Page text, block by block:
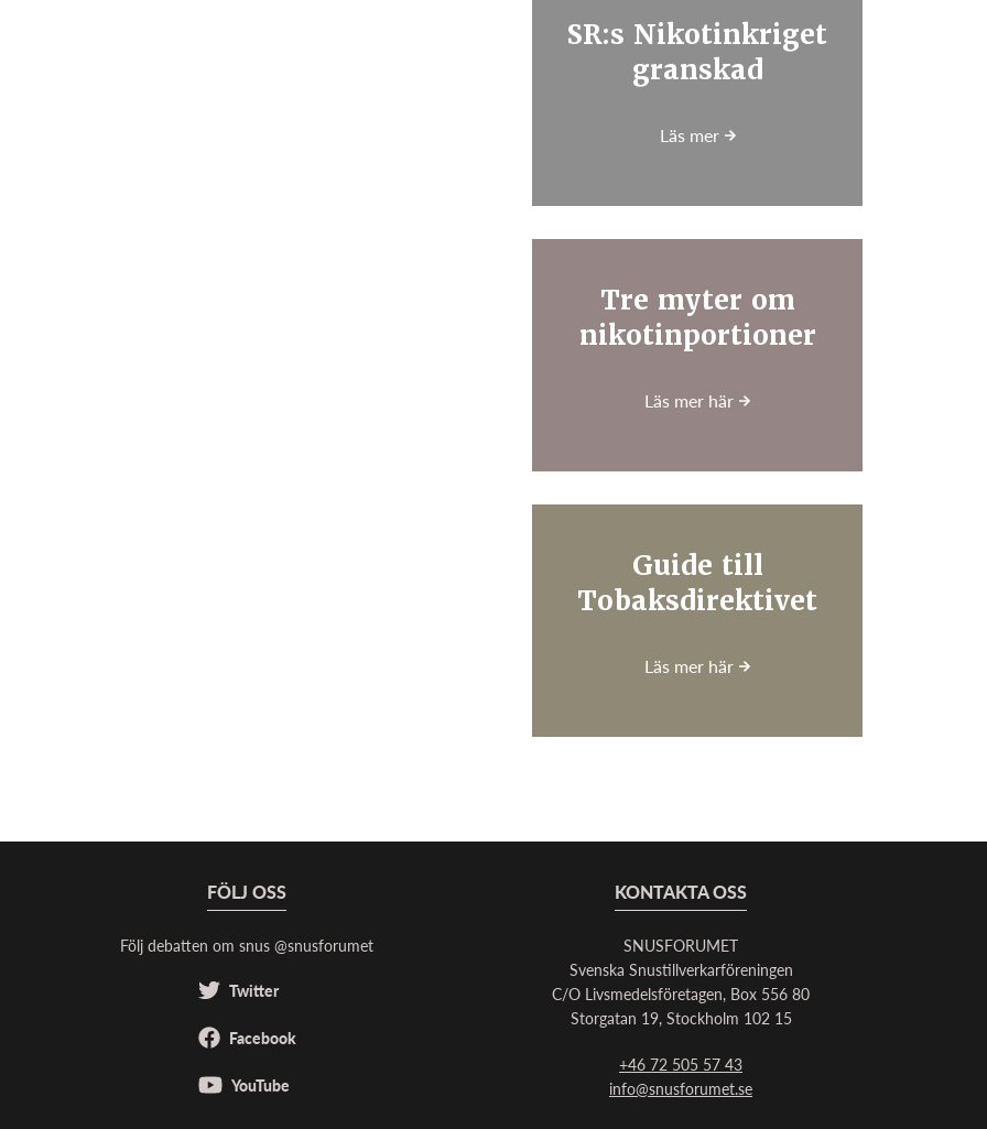
SR:s Nikotinkriget
granskad
Läs mer
Tre myter om
nikotinportioner
Läs mer här
Guide till
Tobaksdirektivet
Läs mer här
FÖLJ OSS
Följ debatten om snus @snusforumet
Twitter
Facebook
YouTube
KONTAKTA OSS
SNUSFORUMET
Svenska Snustillverkarföreningen
C/O Livsmedelsföretagen, Box 556 80
Storgatan 19, Stockholm 102 15
+46 72 505 57 43
info@snusforumet.se